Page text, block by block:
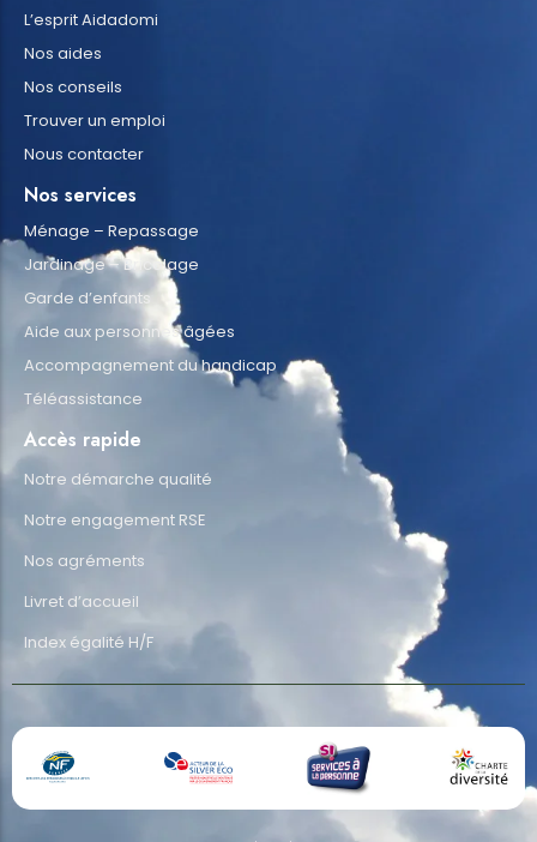
L’esprit Aidadomi
Nos aides
Nos conseils
Trouver un emploi
Nous contacter
Nos services
Ménage – Repassage
Jardinage – Bricolage
Garde d’enfants
Aide aux personnes âgées
Accompagnement du handicap
Téléassistance
Accès rapide
Notre démarche qualité
Notre engagement RSE
Nos agréments
Livret d’accueil
Index égalité H/F